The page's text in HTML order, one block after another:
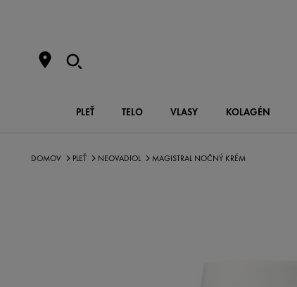
PLEŤ TELO VLASY KOLAGÉN
DOMOV PLEŤ NEOVADIOL MAGISTRAL NOČNÝ KRÉM